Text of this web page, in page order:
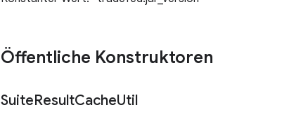
Öffentliche Konstruktoren
SuiteResultCacheUtil